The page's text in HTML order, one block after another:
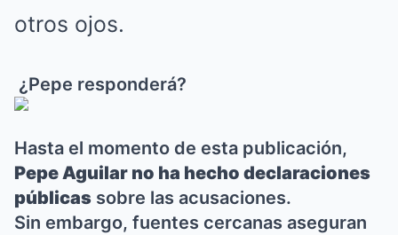
otros ojos.
¿Pepe responderá?
Hasta el momento de esta publicación,
Pepe Aguilar no ha hecho declaraciones
públicas sobre las acusaciones.
Sin embargo, fuentes cercanas aseguran